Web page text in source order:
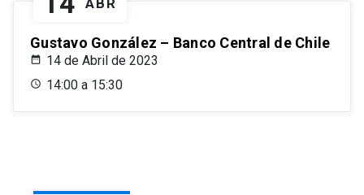
ABR
Gustavo González – Banco Central de Chile
14 de Abril de 2023
14:00 a 15:30